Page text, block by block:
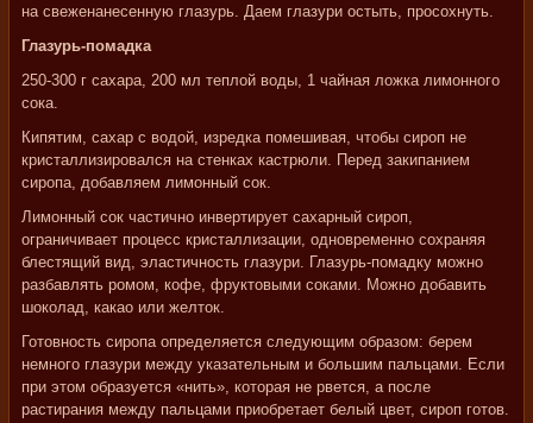
на свеженанесенную глазурь. Даем глазури остыть, просохнуть.
Глазурь-помадка
250-300 г сахара, 200 мл теплой воды, 1 чайная ложка лимонного
сока.
Кипятим, сахар с водой, изредка помешивая, чтобы сироп не
кристаллизировался на стенках кастрюли. Перед закипанием
сиропа, добавляем лимонный сок.
Лимонный сок частично инвертирует сахарный сироп,
ограничивает процесс кристаллизации, одновременно сохраняя
блестящий вид, эластичность глазури. Глазурь-помадку можно
разбавлять ромом, кофе, фруктовыми соками. Можно добавить
шоколад, какао или желток.
Готовность сиропа определяется следующим образом: берем
немного глазури между указательным и большим пальцами. Если
при этом образуется «нить», которая не рвется, а после
растирания между пальцами приобретает белый цвет, сироп готов.